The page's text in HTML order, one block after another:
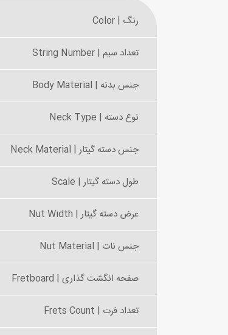
رنگ | Color
تعداد سیم | String Number
جنس بدنه | Body Material
نوع دسته | Neck Type
جنس دسته گیتار | Neck Material
طول دسته گیتار | Scale
عرض دسته گیتار | Nut Width
جنس نات | Nut Material
صفحه انگشت گذاری | Fretboard
تعداد فرت | Frets Count